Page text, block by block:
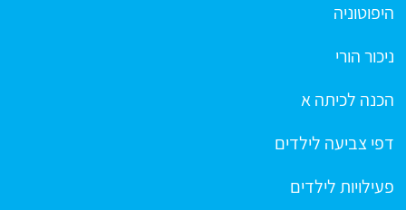
היפוטוניה
ניכור הורי
הכנה לכיתה א
דפי צביעה לילדים
פעילויות לילדים